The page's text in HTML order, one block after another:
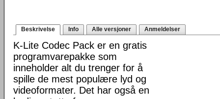
Beskrivelse Info Alle versjoner Anmeldelser
K-Lite Codec Pack er en gratis
programvarepakke som
inneholder alt du trenger for å
spille de mest populære lyd og
videoformater. Det har også en